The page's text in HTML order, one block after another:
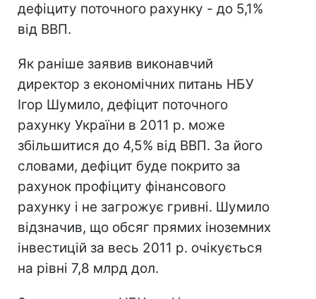
дефіциту поточного рахунку - до 5,1%
від ВВП.
Як раніше заявив виконавчий
директор з економічних питань НБУ
Ігор Шумило, дефіцит поточного
рахунку України в 2011 р. може
збільшитися до 4,5% від ВВП. За його
словами, дефіцит буде покрито за
рахунок профіциту фінансового
рахунку і не загрожує гривні. Шумило
відзначив, що обсяг прямих іноземних
інвестицій за весь 2011 р. очікується
на рівні 7,8 млрд дол.